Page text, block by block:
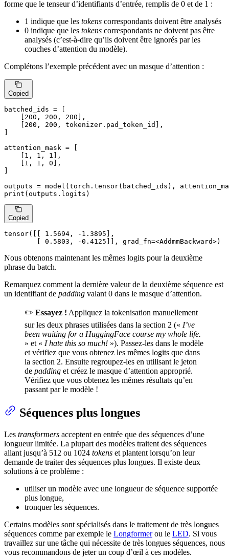
forme que le tenseur d’identifiants d’entrée, remplis de 0 et de 1 :
1 indique que les tokens correspondants doivent être analysés
0 indique que les tokens correspondants ne doivent pas être
analysés (c’est-à-dire qu’ils doivent être ignorés par les
couches d’attention du modèle).
Complétons l’exemple précédent avec un masque d’attention :
Copied
batched_ids = [
200 , 200 , 200 ],
200 , 200 , tokenizer.pad_token_id],
attention_mask = [
1 , 1 , 1
],
1 , 1 , 0 ],
print (outputs.logits)
Copied
tensor([[ 1.5694 , - 1.3895 ],
0.5803 , -0.4125 ]], grad_fn=<AddmmBackward>)
Nous obtenons maintenant les mêmes logits pour la deuxième
phrase du batch.
Remarquez comment la dernière valeur de la deuxième séquence est
un identifiant de padding valant 0 dans le masque d’attention.
✏️ Essayez ! Appliquez la tokenisation manuellement
sur les deux phrases utilisées dans la section 2 (« I’ve
been waiting for a HuggingFace course my whole life.
» et « I hate this so much! »). Passez-les dans le modèle
et vérifiez que vous obtenez les mêmes logits que dans
la section 2. Ensuite regroupez-les en utilisant le jeton
de padding et créez le masque d’attention approprié.
Vérifiez que vous obtenez les mêmes résultats qu’en
passant par le modèle !
Séquences plus longues
Les transformers acceptent en entrée que des séquences d’une
longueur limitée. La plupart des modèles traitent des séquences
allant jusqu’à 512 ou 1024 tokens et plantent lorsqu’on leur
demande de traiter des séquences plus longues. Il existe deux
solutions à ce problème :
utiliser un modèle avec une longueur de séquence supportée
plus longue,
tronquer les séquences.
Certains modèles sont spécialisés dans le traitement de très longues
séquences comme par exemple le Longformerou le LED. Si vous
travaillez sur une tâche qui nécessite de très longues séquences, nous
vous recommandons de jeter un coup d’œil à ces modèles.